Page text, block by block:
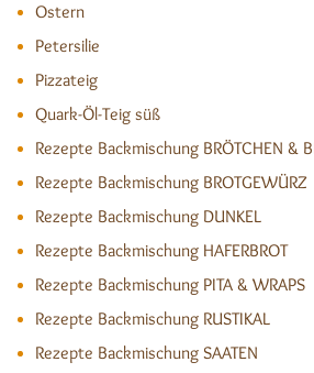
Ostern
Petersilie
Pizzateig
Quark-Öl-Teig süß
Rezepte Backmischung BRÖTCHEN &
Rezepte Backmischung BROTGEWÜRZ
Rezepte Backmischung DUNKEL
Rezepte Backmischung HAFERBROT
Rezepte Backmischung PITA & WRAPS
Rezepte Backmischung RUSTIKAL
Rezepte Backmischung SAATEN